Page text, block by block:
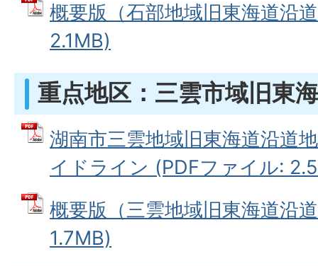
概要版（石部地域旧東海道沿
2.1MB)
重点地区：三雲市域旧東
湖南市三雲地域旧東海道沿道
イドライン (PDFファイル:
概要版（三雲地域旧東海道沿
1.7MB)